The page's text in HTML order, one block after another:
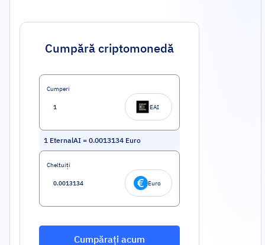
Cumpără criptomonedă
Cumperi
EAI
1 EternalAI = 0.0013134 Euro
Cheltuiți
Euro
Cumpărați acum